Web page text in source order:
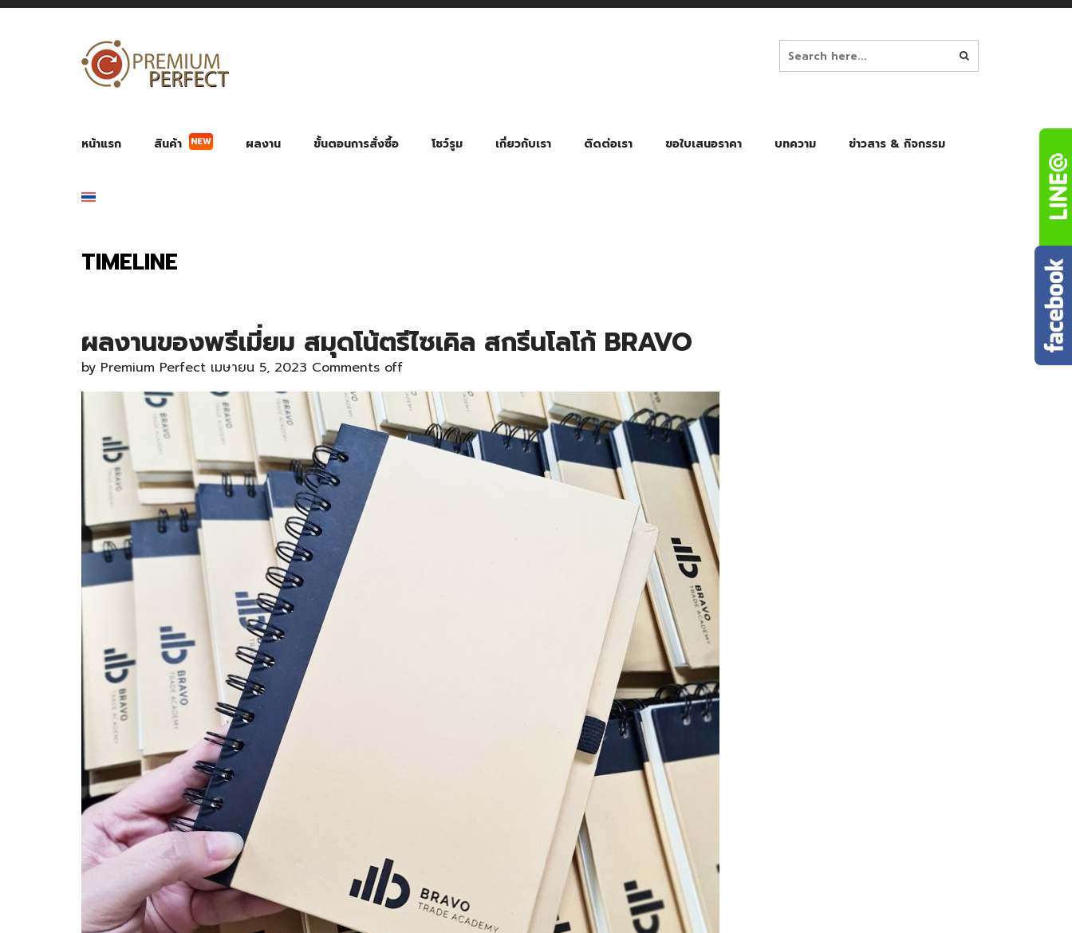
หน้าแรก สินค้า NEW ผลงาน ขั้นตอนการสั่งซื้อ โชว์รูม เกี่ยวกับเรา ติดต่อเรา ขอใบเสนอราคา บทความ ข่าวสาร & กิจกรรม
TIMELINE
ผลงานของพรีเมี่ยม สมุดโน้ตรีไซเคิล สกรีนโลโก้ BRAVO
by Premium Perfect เมษายน 5, 2023 Comments off